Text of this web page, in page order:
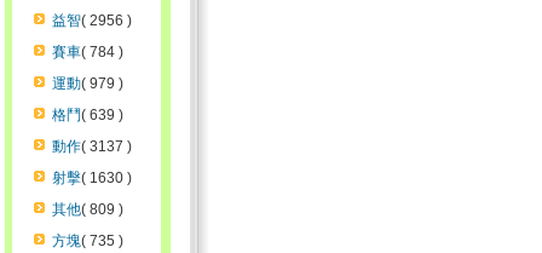
益智( 2956 )
賽車( 784 )
運動( 979 )
格鬥( 639 )
動作( 3137 )
射擊( 1630 )
其他( 809 )
方塊( 735 )